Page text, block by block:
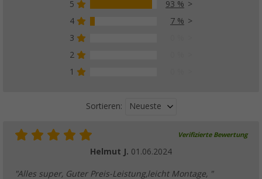
5
93 %
4
7 %
3
2
1
Sortieren: Neueste
Verifizierte Bewertung
Helmut J. 01.06.2024
"Alles super, Guter Preis-Leistung,leicht Montage, "